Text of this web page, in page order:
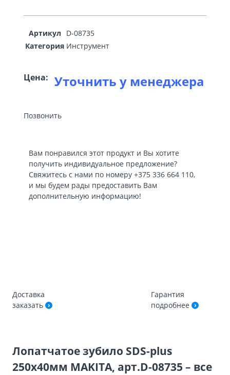
Артикул
D-08735
Категория Инструмент
Цена: Уточнить у менеджера
Позвонить
Вам понравился этот продукт и Вы хотите
получить индивидуальное предложение?
Свяжитесь с нами по номеру +375 336 664 110,
и мы будем рады предоставить Вам
дополнительную информацию!
Доставка
заказать
Гарантия
подробнее
Лопатчатое зубило SDS-plus
250х40мм MAKITA, арт.D-08735 – все